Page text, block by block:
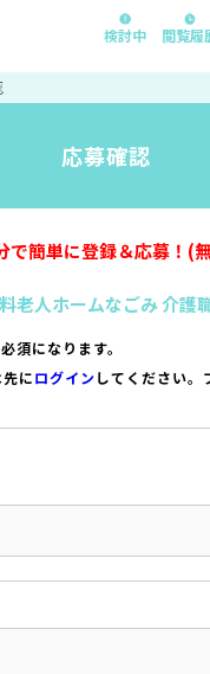
検討中 閲覧履
応募確認
で簡単に登録＆応募！(
老人ホームなごみ 介護
須になります。
にログインしてください。